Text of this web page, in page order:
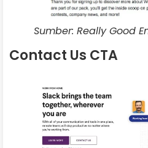
Sumber: Really Good
Contact Us CTA